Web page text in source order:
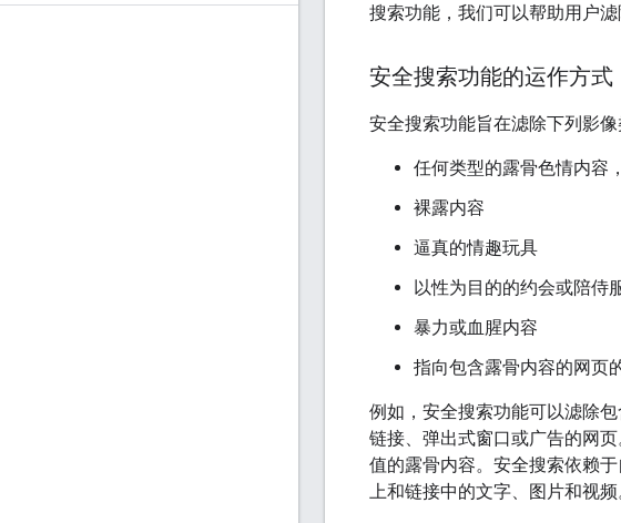
搜索功能，我们可以帮助用户滤
安全搜索功能的运作方式
安全搜索功能旨在滤除下列影像
任何类型的露骨色情内容
裸露内容
逼真的情趣玩具
以性为目的的约会或陪侍
暴力或血腥内容
指向包含露骨内容的网页
例如，安全搜索功能可以滤除
链接、弹出式窗口或广告的网
值的露骨内容。安全搜索依赖
上和链接中的文字、图片和视频